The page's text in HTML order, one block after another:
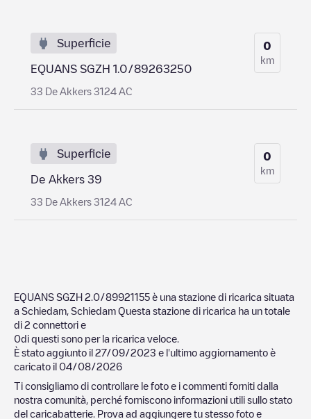
Superficie
EQUANS SGZH 1.0/89263250
33 De Akkers 3124 AC
0
km
Superficie
De Akkers 39
33 De Akkers 3124 AC
0
km
EQUANS SGZH 2.0/89921155 è una stazione di ricarica situata
a Schiedam Schiedam Questa stazione di ricarica ha un totale
di 2 connettori e
0di questi sono per la ricarica veloce.
È stato aggiunto il 27/09/2023 e l'ultimo aggiornamento è
caricato il 04/08/2026
Ti consigliamo di controllare le foto e i commenti forniti dalla
nostra comunità, perché forniscono informazioni utili sullo stato
del caricabatterie. Prova ad aggiungere tu stesso foto e